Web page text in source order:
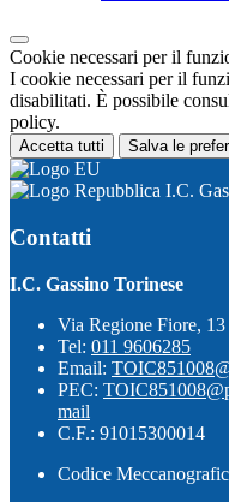
Cookie necessari per il
I cookie necessari per il
disabilitati. È possibile
policy.
Accetta tutti Salva le
I.C.
Contatti
I.C. Gassino Torinese
Via Regione Fiore,
Tel: 011 9606285
Email:
PEC:
mail
C.F.: 91015300014
Codice